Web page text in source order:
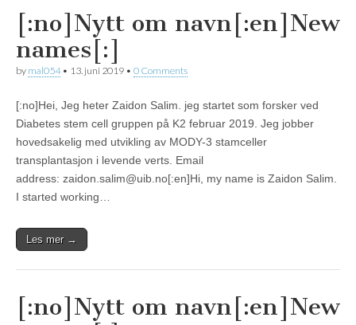
[:no]Nytt om navn[:en]New
names[:]
by mal054• 13. juni 2019 • 0 Comments
[:no]Hei, Jeg heter Zaidon Salim. jeg startet som forsker ved
Diabetes stem cell gruppen på K2 februar 2019. Jeg jobber
hovedsakelig med utvikling av MODY-3 stamceller
transplantasjon i levende verts. Email
address: zaidon.salim@uib.no[:en]Hi, my name is Zaidon Salim.
I started working…
Les mer →
[:no]Nytt om navn[:en]New